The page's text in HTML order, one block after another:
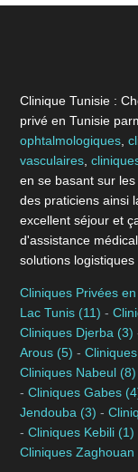
Clinique Tunisie :
privé en Tunisie
ophtalmologiques,
vasculaires,
en se basant sur
des praticiens ainsi
excellent séjour et
d'assistance
solutions
Cliniques Privées
Lac Tunis (11) -
Cliniques Djerba (3)
Arous (5) -
Cliniques Nabeul (8)
-Cliniques Gabes
Jendouba (3) -
-Cliniques Kebili (1)
Cliniques Zaghouan